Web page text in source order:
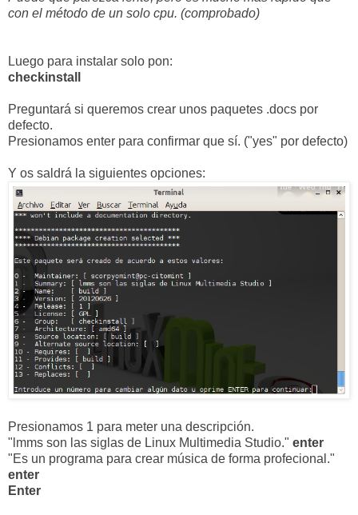
con el método de un solo cpu. (comprobado)
Luego para instalar solo pon:
checkinstall
Preguntará si queremos crear unos paquetes .docs por
defecto.
Presionamos enter para confirmar que sí. ("yes" por defecto)
Y os saldrá la siguientes opciones:
Presionamos 1 para meter una descripción.
"lmms son las siglas de Linux Multimedia Studio." enter
"Es un programa para crear música de forma profecional."
enter
Enter